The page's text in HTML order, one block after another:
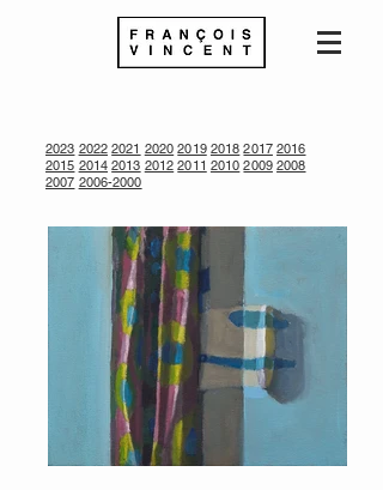
2023 2022 2021 2020 2019 2018 2017 2016
2015 2014 2013 2012 2011 2010 2009 2008
2007 2006-2000